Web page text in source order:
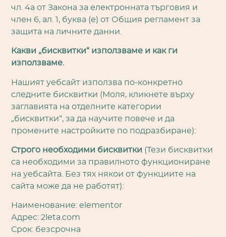
чл. 4а от Закона за електронната търговия и
член 6, ал. 1, буква (е) от Общия регламент за
защита на личните данни.
Какви „бисквитки“ използваме и как ги
използваме.
Нашият уебсайт използва по-конкретно
следните бисквитки (Моля, кликнете върху
заглавията на отделните категории
„бисквитки“, за да научите повече и да
промените настройките по подразбиране):
Строго необходими бисквитки (Тези бисквитки
са необходими за правилното функциониране
на уебсайта. Без тях някои от функциите на
сайта може да не работят):
Наименование: elementor
Адрес: 2leta.com
Срок: безсрочна